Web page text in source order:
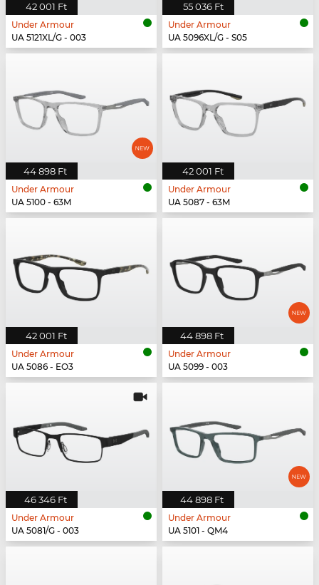
42 001 Ft
Under Armour
UA 5121XL/G - 003
55 036 Ft
Under Armour
UA 5096XL/G - S05
44 898 Ft
Under Armour
UA 5100 - 63M
42 001 Ft
Under Armour
UA 5087 - 63M
42 001 Ft
Under Armour
UA 5086 - EO3
44 898 Ft
Under Armour
UA 5099 - 003
46 346 Ft
Under Armour
UA 5081/G - 003
44 898 Ft
Under Armour
UA 5101 - QM4